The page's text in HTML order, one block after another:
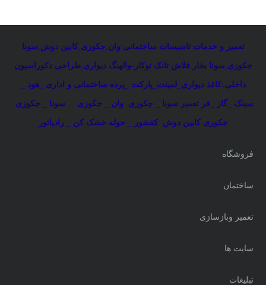
تعمیر و خدمات تاسیسات ساختمانی:وان,جکوزی,کابین دوش,سونا
جکوزی,سونا بخار ,فلاش تانک توکار-والهنگ دیواری,طراحی دکوراسیون
داخلی:کاغذ دیواری_لمینت_پارکت _پرده ساختمانی و اداری _هود _
سینک _گاز _فر تعمیر سونا _ جکوزی وان _ جکوزی سونا _ جکوزی
جکوزی کابین دوش کفشور _ حوله خشک کن _ رادیاتور
فروشگاه
ساختمان
تعمیر وبازسازی
سایت ها
تبلیغات